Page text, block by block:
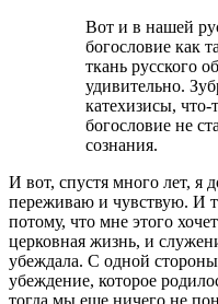
Вот и в нашей
богословие как
ткань русского
удивительно.
катехизисы,
богословие не
сознания.
И вот, спустя много лет, я
переживаю и чувствую. И
потому, что мне этого
церковная жизнь, и
убеждала. С одной
убеждение, которое
тогда мы еще ничего не